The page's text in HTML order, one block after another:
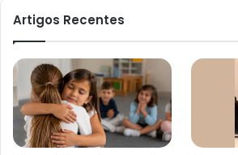
Artigos Recentes